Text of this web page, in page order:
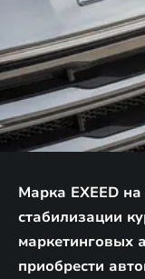
Марка EXEED
стабилизации
маркетинговых
приобрести